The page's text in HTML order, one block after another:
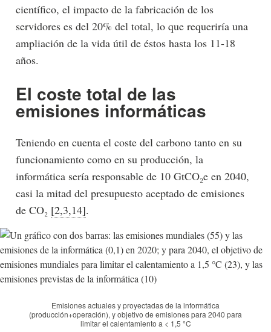
científico, el impacto de la fabricación de los
servidores es del 20% del total, lo que requeriría una
ampliación de la vida útil de éstos hasta los 11-18
años.
El coste total de las
emisiones informáticas
Teniendo en cuenta el coste del carbono tanto en su
funcionamiento como en su producción, la
informática sería responsable de 10 GtCO₂e en 2040,
casi la mitad del presupuesto aceptado de emisiones
de CO₂ [2,3,14].
Emisiones actuales y proyectadas de la informática
(producción+operación), y objetivo de emisiones para 2040 para
limitar el calentamiento a < 1,5 °C